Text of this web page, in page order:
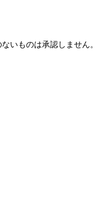
いものは承認しません。